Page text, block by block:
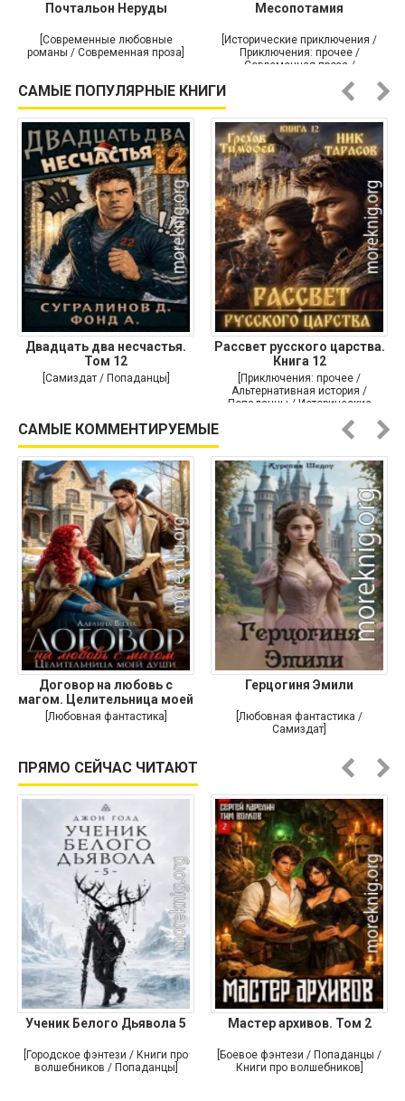
Почтальон Неруды
[Современные любовные
романы / Современная проза]
Месопотамия
[Исторические приключения /
Приключения: прочее /
Современная проза /
САМЫЕ ПОПУЛЯРНЫЕ КНИГИ
Двадцать два несчастья.
Том 12
[Самиздат / Попаданцы]
Рассвет русского царства.
Книга 12
[Приключения: прочее /
Альтернативная история /
Попаданцы / Исторические
САМЫЕ КОММЕНТИРУЕМЫЕ
Договор на любовь с
магом. Целительница моей
души
[Любовная фантастика]
Герцогиня Эмили
[Любовная фантастика /
Самиздат]
ПРЯМО СЕЙЧАС ЧИТАЮТ
Ученик Белого Дьявола 5
[Городское фэнтези / Книги про
волшебников / Попаданцы]
Мастер архивов. Том 2
[Боевое фэнтези / Попаданцы /
Книги про волшебников]